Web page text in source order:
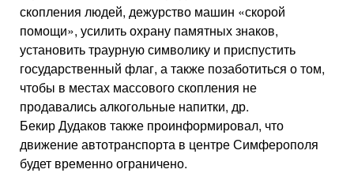
скопления людей, дежурство машин «скорой
помощи», усилить охрану памятных знаков,
установить траурную символику и приспустить
государственный флаг, а также позаботиться о том,
чтобы в местах массового скопления не
продавались алкогольные напитки, др.
Бекир Дудаков также проинформировал, что
движение автотранспорта в центре Симферополя
будет временно ограничено.